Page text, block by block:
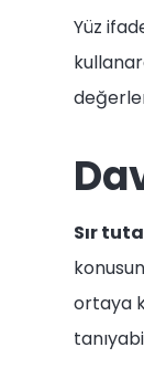
Yüz
Sır
ortaya